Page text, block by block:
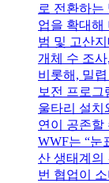
로 전환하는
업을 확대해
범 및 고산
개체 수 조
비롯해, 밀
보전 프로그
울타리 설치
연이 공존할
WWF는 “눈
산 생태계의
번 협업이